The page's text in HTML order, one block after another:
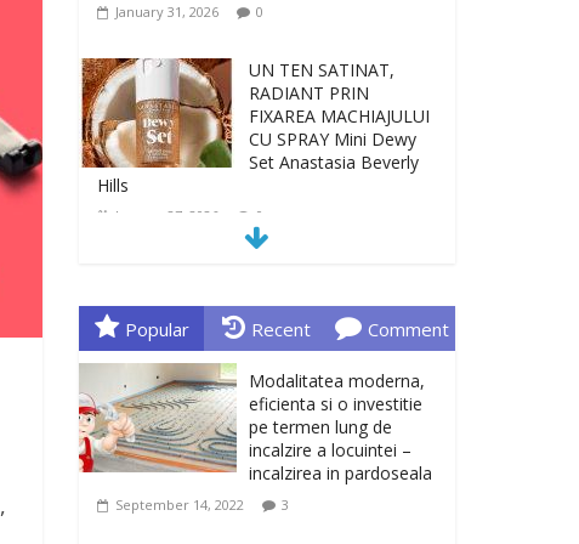
,
January 31, 2026 0
UN TEN SATINAT,
RADIANT PRIN
FIXAREA MACHIAJULUI
CU SPRAY Mini Dewy
Set Anastasia Beverly
Hills
January 27, 2026 0
DE CURATARE CeraVe
CU CERAMIDE SI
January 23, 2026 0
Sa gasesti cadoul
potrivit este de multe
ori o provocare. Idei
Popular Recent Comment
Modalitatea moderna,
eficienta si o investitie
pe termen lung de
incalzire a locuintei –
incalzirea in pardoseala
September 14, 2022 3